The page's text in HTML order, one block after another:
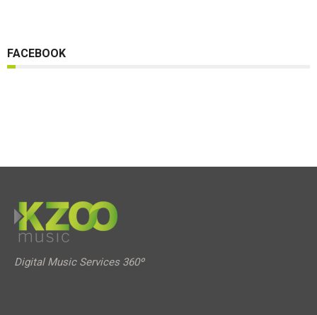
FACEBOOK
Digital Music Services 360º